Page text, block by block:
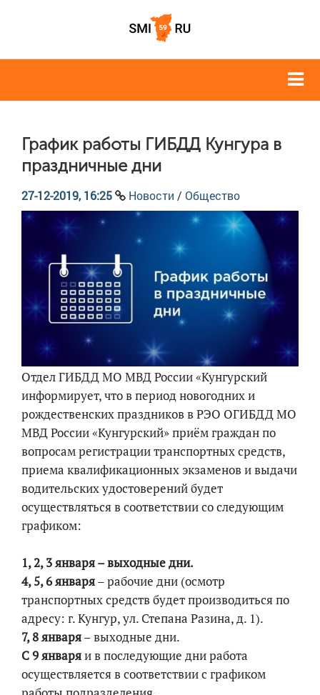
График работы ГИБДД Кунгура в
праздничные дни
27-12-2019, 16:25 Новости / Общество
Отдел ГИБДД МО МВД России «Кунгурский
информирует, что в период новогодних и
рождественских праздников в РЭО ОГИБДД МО
МВД России «Кунгурский» приём граждан по
вопросам регистрации транспортных средств,
приема квалификационных экзаменов и выдачи
водительских удостоверений будет
осуществляться в соответствии со следующим
графиком:
1, 2, 3 января – выходные дни.
4, 5, 6 января– рабочие дни (осмотр
транспортных средств будет производиться по
адресу: г. Кунгур, ул. Степана Разина, д. 1).
7, 8 января– выходные дни.
С 9 январяи в последующие дни работа
осуществляется в соответствии с графиком